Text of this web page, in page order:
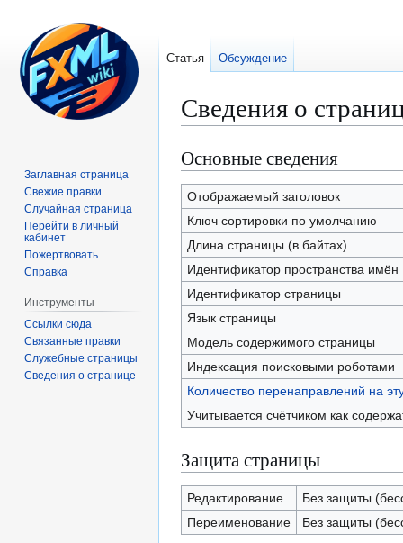
Сведения о
Перейти
к
навигации
Перейти
к
поиску
Основные сведения
Отображаемый заголовок
Ключ сортировки по умолчанию
Длина страницы (в байтах)
Идентификатор пространства имён
Идентификатор страницы
Язык страницы
Модель содержимого страницы
Индексация поисковыми роботами
Количество перенаправлений на
Учитывается счётчиком как
Защита страницы
Редактирование
Без защиты
Переименование
Без защиты
Статья Обсуждение
Заглавная страница
Свежие правки
Случайная страница
Перейти в личный
кабинет
Пожертвовать
Справка
Инструменты
Ссылки сюда
Связанные правки
Служебные страницы
Сведения о странице